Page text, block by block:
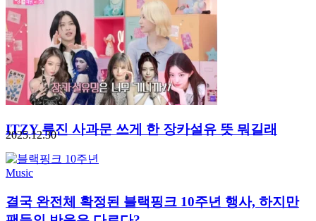
ITZY 류진 사과문 쓰게 한 장카설유 뜻 뭐길래
2025.12.30
Music
결국 완전체 확정된 블랙핑크 10주년 행사, 하지만